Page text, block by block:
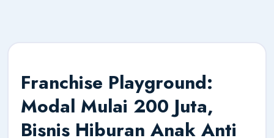
Franchise Playground:
Modal Mulai 200 Juta,
Bisnis Hiburan Anak Anti